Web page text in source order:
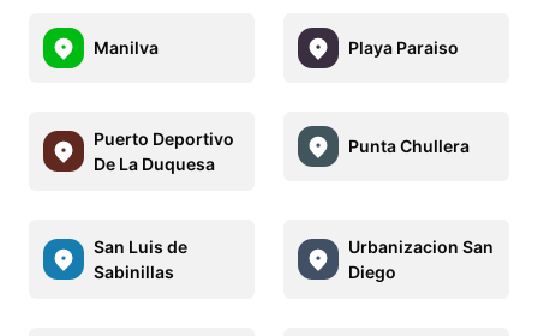
Manilva Playa Paraiso
Puerto Deportivo
De La Duquesa
Punta Chullera
San Luis de
Sabinillas
Urbanizacion San
Diego